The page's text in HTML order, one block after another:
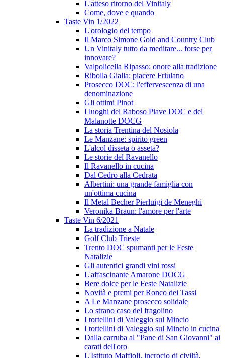
L'atteso ritorno del Vinitaly
Come, dove e quando
Taste Vin 1/2022
L'orologio del tempo
Il Marco Simone Gold and Country Club
Un Vinitaly tutto da meditare... forse per
innovare?
Valpolicella Ripasso: onore alla tradizione
Ribolla Gialla: piacere Friulano
Prosecco DOC: l'effervescenza di una
denominazione
Gli ottimi Pinot
I luoghi del Raboso Piave DOC e del
Malanotte DOCG
La storia Trentina del Nosiola
Le Manzane: spirito green
L'alcol disseta o asseta?
Le storie del Ravanello
Il Ravanello in cucina
Dal Cedro alla Cedrata
Albertini: una grande famiglia con
un'ottima cucina
Il Metal Becher Pierluigi de Meneghi
Veronika Braun: l'amore per l'arte
Taste Vin 6/2021
La tradizione a Natale
Golf Club Trieste
Trento DOC spumanti per le Feste
Natalizie
Gli autentici grandi vini rossi
L'affascinante Amarone DOCG
Bere dolce per le Feste Natalizie
Novità e premi per Ronco dei Tassi
A Le Manzane prosecco solidale
Lo strano caso del fragolino
I tortellini di Valeggio sul Mincio
I tortellini di Valeggio sul Mincio in cucina
Dalla carruba al "Pane di San Giovanni" ai
carati dell'oro
L'Istituto Maffioli, incrocio di civiltà,